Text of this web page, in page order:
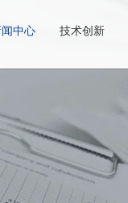
闻中心 技术创新